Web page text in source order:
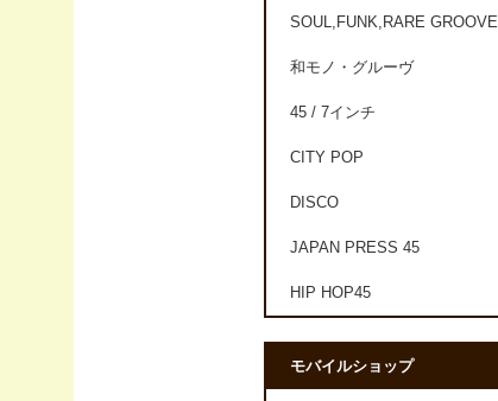
SOUL,FUNK,RARE GROOVE
和モノ・グルーヴ
45 / 7インチ
CITY POP
DISCO
JAPAN PRESS 45
HIP HOP45
モバイルショップ